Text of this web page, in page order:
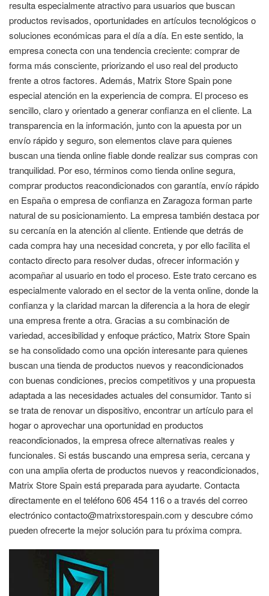
resulta especialmente atractivo para usuarios que buscan
productos revisados, oportunidades en artículos tecnológicos o
soluciones económicas para el día a día. En este sentido, la
empresa conecta con una tendencia creciente: comprar de
forma más consciente, priorizando el uso real del producto
frente a otros factores. Además, Matrix Store Spain pone
especial atención en la experiencia de compra. El proceso es
sencillo, claro y orientado a generar confianza en el cliente. La
transparencia en la información, junto con la apuesta por un
envío rápido y seguro, son elementos clave para quienes
buscan una tienda online fiable donde realizar sus compras con
tranquilidad. Por eso, términos como tienda online segura,
comprar productos reacondicionados con garantía, envío rápido
en España o empresa de confianza en Zaragoza forman parte
natural de su posicionamiento. La empresa también destaca por
su cercanía en la atención al cliente. Entiende que detrás de
cada compra hay una necesidad concreta, y por ello facilita el
contacto directo para resolver dudas, ofrecer información y
acompañar al usuario en todo el proceso. Este trato cercano es
especialmente valorado en el sector de la venta online, donde la
confianza y la claridad marcan la diferencia a la hora de elegir
una empresa frente a otra. Gracias a su combinación de
variedad, accesibilidad y enfoque práctico, Matrix Store Spain
se ha consolidado como una opción interesante para quienes
buscan una tienda de productos nuevos y reacondicionados
con buenas condiciones, precios competitivos y una propuesta
adaptada a las necesidades actuales del consumidor. Tanto si
se trata de renovar un dispositivo, encontrar un artículo para el
hogar o aprovechar una oportunidad en productos
reacondicionados, la empresa ofrece alternativas reales y
funcionales. Si estás buscando una empresa seria, cercana y
con una amplia oferta de productos nuevos y reacondicionados,
Matrix Store Spain está preparada para ayudarte. Contacta
directamente en el teléfono 606 454 116 o a través del correo
electrónico contacto@matrixstorespain.com y descubre cómo
pueden ofrecerte la mejor solución para tu próxima compra.